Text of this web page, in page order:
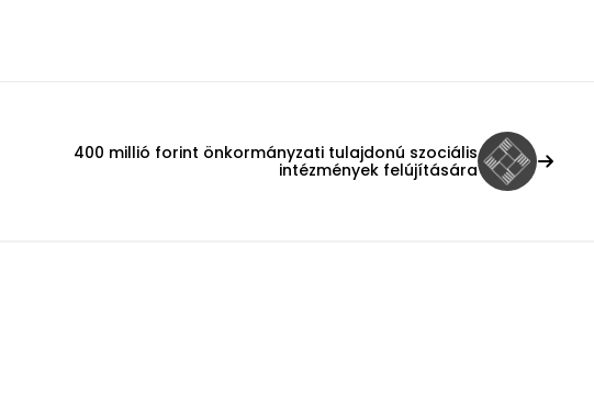
400 millió forint önkormányzati tulajdonú szociális
intézmények felújítására